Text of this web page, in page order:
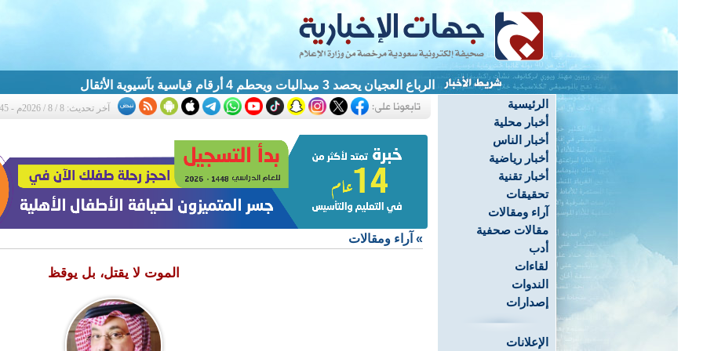
الرباع العجيان يحصد 3 ميداليات ويحطم 4 أرقام قياسية بآسيوية الأثقال
الرئيسية
أخبار محلية
أخبار الناس
أخبار رياضية
أخبار تقنية
تحقيقات
آراء ومقالات
مقالات صحفية
أدب
لقاءات
الندوات
إصدارات
الإعلانات
آخر تحديث: 8 / 8 / 2026م - 1:45 ص
» آراء ومقالات
الموت لا يقتل، بل يوقظ